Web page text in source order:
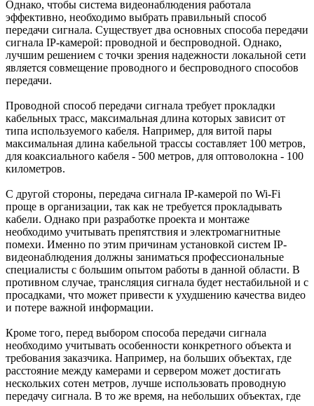
Однако, чтобы система видеонаблюдения работала
эффективно, необходимо выбрать правильный способ
передачи сигнала. Существует два основных способа передачи
сигнала IP-камерой: проводной и беспроводной. Однако,
лучшим решением с точки зрения надежности локальной сети
является совмещение проводного и беспроводного способов
передачи.
Проводной способ передачи сигнала требует прокладки
кабельных трасс, максимальная длина которых зависит от
типа используемого кабеля. Например, для витой пары
максимальная длина кабельной трассы составляет 100 метров,
для коаксиального кабеля - 500 метров, для оптоволокна - 100
километров.
С другой стороны, передача сигнала IP-камерой по Wi-Fi
проще в организации, так как не требуется прокладывать
кабели. Однако при разработке проекта и монтаже
необходимо учитывать препятствия и электромагнитные
помехи. Именно по этим причинам установкой систем IP-
видеонаблюдения должны заниматься профессиональные
специалисты с большим опытом работы в данной области. В
противном случае, трансляция сигнала будет нестабильной и с
просадками, что может привести к ухудшению качества видео
и потере важной информации.
Кроме того, перед выбором способа передачи сигнала
необходимо учитывать особенности конкретного объекта и
требования заказчика. Например, на больших объектах, где
расстояние между камерами и сервером может достигать
нескольких сотен метров, лучше использовать проводную
передачу сигнала. В то же время, на небольших объектах, где